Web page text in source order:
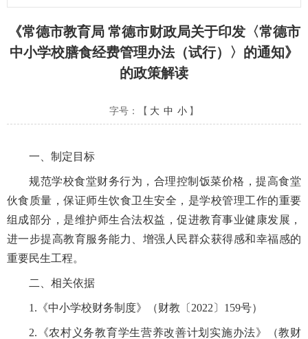
《常德市教育局 常德市财政局关于印发〈常德市
中小学校膳食经费管理办法（试行）〉的通知》
的政策解读
字号：【 大 中 小 】
一、制定目标
规范学校食堂财务行为，合理控制饭菜价格，提高食堂
伙食质量，保证师生饮食卫生安全，是学校管理工作的重要
组成部分，是维护师生合法权益，促进教育事业健康发展，
进一步提高教育服务能力、增强人民群众获得感和幸福感的
重要民生工程。
二、相关依据
1.《中小学校财务制度》（财教〔2022〕159号）
2.《农村义务教育学生营养改善计划实施办法》（教财